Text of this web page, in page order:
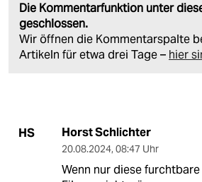
Die Kommentarfunktion unter
geschlossen.
Wir öffnen die Kommentarspalte
Artikeln für etwa drei Tage – hier
HS Horst Schlichter
20.08.2024, 08:47 Uhr
Wenn nur diese